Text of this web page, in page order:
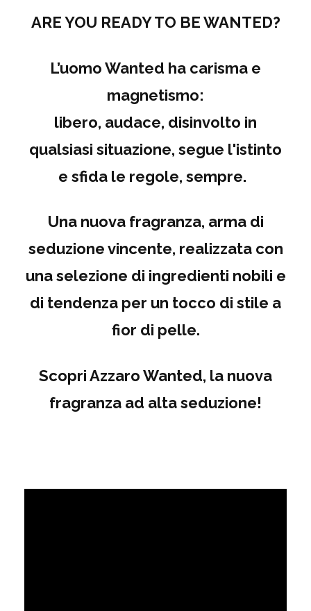
ARE YOU READY TO BE WANTED?
L’uomo Wanted ha carisma e
magnetismo:
libero, audace, disinvolto in
qualsiasi situazione, segue l'istinto
e sfida le regole, sempre.
Una nuova fragranza, arma di
seduzione vincente, realizzata con
una selezione di ingredienti nobili e
di tendenza per un tocco di stile a
fior di pelle.
Scopri Azzaro Wanted, la nuova
fragranza ad alta seduzione!